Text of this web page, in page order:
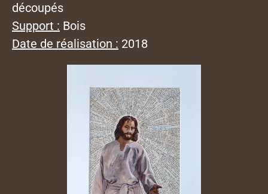
découpés
Support : Bois
Date de réalisation : 2018